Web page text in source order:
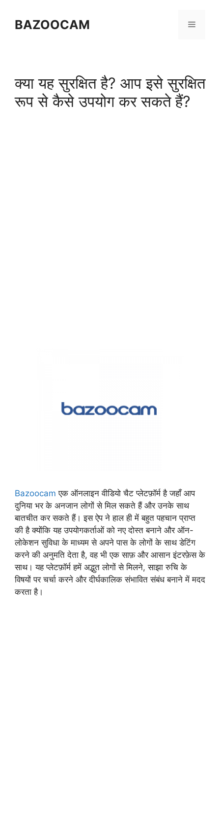
contentBAZOOCAM Menu
क्या यह सुरक्षित है? आप इसे सुरक्षित
रूप से कैसे उपयोग कर सकते हैं?
Bazoocam एक ऑनलाइन वीडियो चैट प्लेटफ़ॉर्म है जहाँ आप
दुनिया भर के अनजान लोगों से मिल सकते हैं और उनके साथ
बातचीत कर सकते हैं। इस ऐप ने हाल ही में बहुत पहचान प्राप्त
की है क्योंकि यह उपयोगकर्ताओं को नए दोस्त बनाने और ऑन-
लोकेशन सुविधा के माध्यम से अपने पास के लोगों के साथ डेटिंग
करने की अनुमति देता है, वह भी एक साफ़ और आसान इंटरफ़ेस के
साथ। यह प्लेटफ़ॉर्म हमें अद्भुत लोगों से मिलने, साझा रुचि के
विषयों पर चर्चा करने और दीर्घकालिक संभावित संबंध बनाने में मदद
करता है।